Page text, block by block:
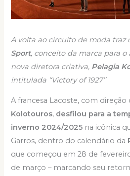
A volta ao circuito de moda traz
Sport, conceito da marca para o
nova diretora criativa, Pelagia
intitulada ‘‘Victory of 1927’’
A francesa Lacoste, com direção
Kolotouros, desfilou para a
inverno 2024/2025 na icônica
Garros, dentro do calendário da
que começou em 28 de
de março – marcando seu